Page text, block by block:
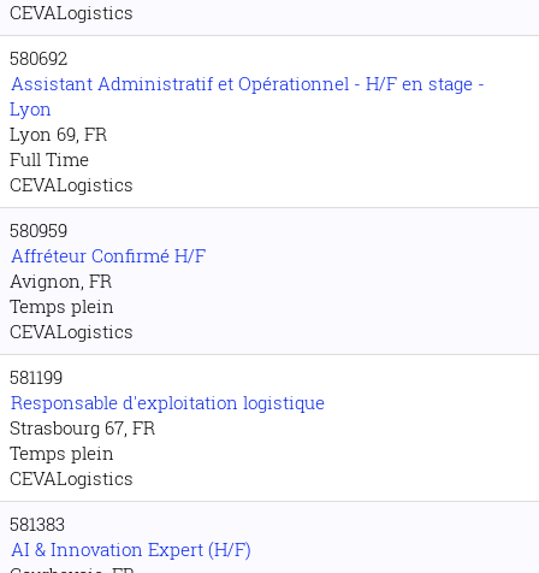
CEVALogistics
580692
Assistant Administratif et Opérationnel - H/F en stage -
Lyon
Lyon 69, FR
Full Time
CEVALogistics
580959
Affréteur Confirmé H/F
Avignon, FR
Temps plein
CEVALogistics
581199
Responsable d'exploitation logistique
Strasbourg 67, FR
Temps plein
CEVALogistics
581383
AI & Innovation Expert (H/F)